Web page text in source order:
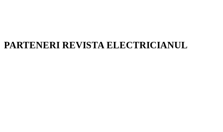
PARTENERI REVISTA ELECTRICIANUL